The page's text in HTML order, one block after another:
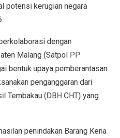
potensi kerugian negara
dengan
Malang (Satpol PP
bentuk upaya pemberantasan
penganggaran dari
Tembakau (DBH CHT) yang
penindakan Barang Kena